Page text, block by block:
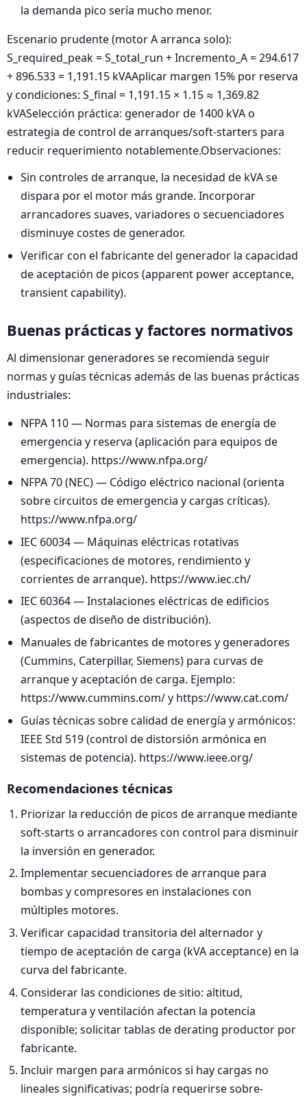
la demanda pico sería mucho menor.
Escenario prudente (motor A arranca solo):
S_required_peak = S_total_run + Incremento_A = 294.617
+ 896.533 = 1,191.15 kVAAplicar margen 15% por reserva
y condiciones: S_final = 1,191.15 × 1.15 ≈ 1,369.82
kVASelección práctica: generador de 1400 kVA o
estrategia de control de arranques/soft-starters para
reducir requerimiento notablemente.Observaciones:
Sin controles de arranque, la necesidad de kVA se
dispara por el motor más grande. Incorporar
arrancadores suaves, variadores o secuenciadores
disminuye costes de generador.
Verificar con el fabricante del generador la capacidad
de aceptación de picos (apparent power acceptance,
transient capability).
Buenas prácticas y factores normativos
Al dimensionar generadores se recomienda seguir
normas y guías técnicas además de las buenas prácticas
industriales:
NFPA 110 — Normas para sistemas de energía de
emergencia y reserva (aplicación para equipos de
emergencia). https://www.nfpa.org/
NFPA 70 (NEC) — Código eléctrico nacional (orienta
sobre circuitos de emergencia y cargas críticas).
https://www.nfpa.org/
IEC 60034 — Máquinas eléctricas rotativas
(especificaciones de motores, rendimiento y
corrientes de arranque). https://www.iec.ch/
IEC 60364 — Instalaciones eléctricas de edificios
(aspectos de diseño de distribución).
Manuales de fabricantes de motores y generadores
(Cummins, Caterpillar, Siemens) para curvas de
arranque y aceptación de carga. Ejemplo:
https://www.cummins.com/ y https://www.cat.com/
Guías técnicas sobre calidad de energía y armónicos:
IEEE Std 519 (control de distorsión armónica en
sistemas de potencia). https://www.ieee.org/
Recomendaciones técnicas
Priorizar la reducción de picos de arranque mediante
soft-starts o arrancadores con control para disminuir
la inversión en generador.
Implementar secuenciadores de arranque para
bombas y compresores en instalaciones con
múltiples motores.
Verificar capacidad transitoria del alternador y
tiempo de aceptación de carga (kVA acceptance) en la
curva del fabricante.
Considerar las condiciones de sitio: altitud,
temperatura y ventilación afectan la potencia
disponible; solicitar tablas de derating productor por
fabricante.
Incluir margen para armónicos si hay cargas no
lineales significativas; podría requerirse sobre-